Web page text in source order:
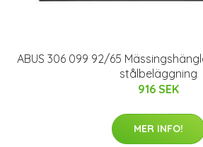
ABUS 306 099 92/65
stålbeläggning
916 SEK
MER INFO!